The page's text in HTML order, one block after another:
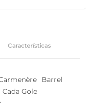
Características
Barrel
Gole